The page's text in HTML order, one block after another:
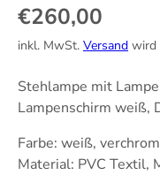
Normaler Preis
€260,00
inkl. MwSt. Versand wird
Stehlampe mit
Lampenschirm weiß,
Farbe: weiß,
Material: PVC Textil,